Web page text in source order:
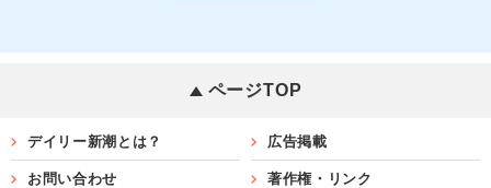
ページTOP
デイリー新潮とは？ 広告掲載
お問い合わせ 著作権・リンク